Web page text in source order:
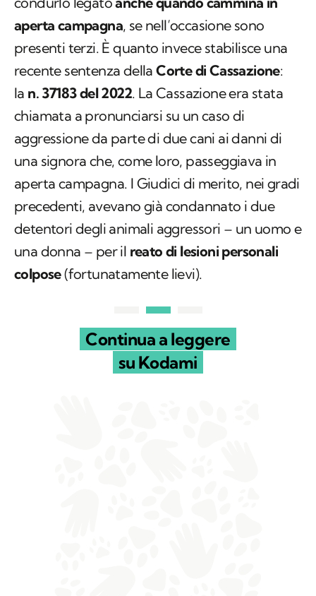
aperta campagna, se nell’occasione sono
presenti terzi. È quanto invece stabilisce una
recente sentenza dellaCorte di Cassazione:
la n. 37183 del 2022. La Cassazione era stata
chiamata a pronunciarsi su un caso di
aggressione da parte di due cani ai danni di
una signora che, come loro, passeggiava in
aperta campagna. I Giudici di merito, nei gradi
precedenti, avevano già condannato i due
detentori degli animali aggressori – un uomo e
una donna – per il reato di lesioni personali
colpose(fortunatamente lievi).
Continua a leggere
su Kodami